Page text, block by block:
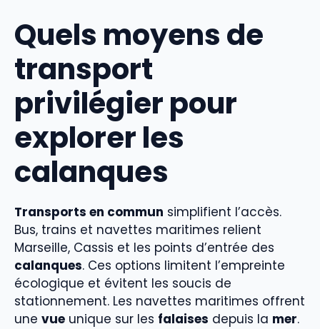
Quels moyens de
transport
privilégier pour
explorer les
calanques
Transports en commun simplifient l’accès.
Bus, trains et navettes maritimes relient
Marseille, Cassis et les points d’entrée des
calanques. Ces options limitent l’empreinte
écologique et évitent les soucis de
stationnement. Les navettes maritimes offrent
une vue unique sur les falaises depuis la mer.